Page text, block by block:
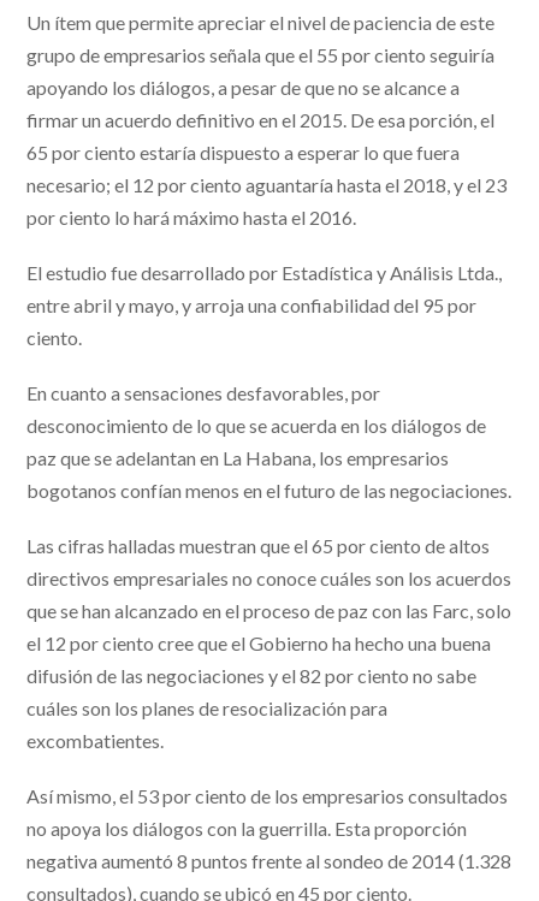
Un ítem que permite apreciar el nivel de paciencia de este
grupo de empresarios señala que el 55 por ciento seguiría
apoyando los diálogos, a pesar de que no se alcance a
firmar un acuerdo definitivo en el 2015. De esa porción, el
65 por ciento estaría dispuesto a esperar lo que fuera
necesario; el 12 por ciento aguantaría hasta el 2018, y el 23
por ciento lo hará máximo hasta el 2016.
El estudio fue desarrollado por Estadística y Análisis Ltda.,
entre abril y mayo, y arroja una confiabilidad del 95 por
ciento.
En cuanto a sensaciones desfavorables, por
desconocimiento de lo que se acuerda en los diálogos de
paz que se adelantan en La Habana, los empresarios
bogotanos confían menos en el futuro de las negociaciones.
Las cifras halladas muestran que el 65 por ciento de altos
directivos empresariales no conoce cuáles son los acuerdos
que se han alcanzado en el proceso de paz con las Farc, solo
el 12 por ciento cree que el Gobierno ha hecho una buena
difusión de las negociaciones y el 82 por ciento no sabe
cuáles son los planes de resocialización para
excombatientes.
Así mismo, el 53 por ciento de los empresarios consultados
no apoya los diálogos con la guerrilla. Esta proporción
negativa aumentó 8 puntos frente al sondeo de 2014 (1.328
consultados), cuando se ubicó en 45 por ciento.